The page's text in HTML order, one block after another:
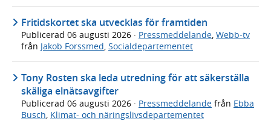
Fritidskortet ska utvecklas för framtiden
Publicerad 06 augusti 2026 · Pressmeddelande, Webb-tv
från Jakob Forssmed, Socialdepartementet
Tony Rosten ska leda utredning för att säkerställa
skäliga elnätsavgifter
Publicerad 06 augusti 2026 · Pressmeddelande från Ebba
Busch, Klimat- och näringslivsdepartementet